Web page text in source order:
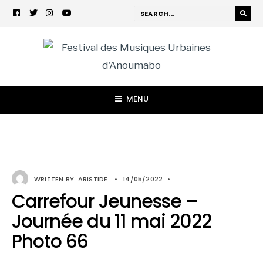
MENU
WRITTEN BY: ARISTIDE • 14/05/2022 •
Carrefour Jeunesse –
Journée du 11 mai 2022
Photo 66